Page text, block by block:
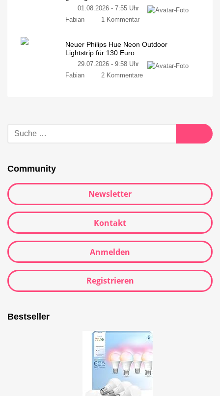
01.08.2026 - 7:55 Uhr
Fabian
1 Kommentar
Neuer Philips Hue Neon Outdoor
Lightstrip für 130 Euro
29.07.2026 - 9:58 Uhr
Fabian
2 Kommentare
Community
Newsletter
Kontakt
Anmelden
Registrieren
Bestseller